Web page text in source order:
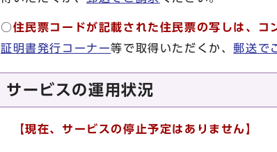
○住民票コードが記載された住民票の写しは、コ
証明書発行コーナー等で取得いただくか、郵送で
サービスの運用状況
【現在、サービスの停止予定はありません】